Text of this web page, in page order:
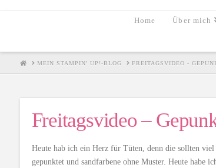
Home Über mich
HOMEMEIN STAMPIN' UP!-BLOG FREITAGSVIDEO -
Freitagsvideo –
Heute hab ich ein Herz für Tüten, denn die sollten
gepunktet und sandfarbene ohne Muster. Heute habe